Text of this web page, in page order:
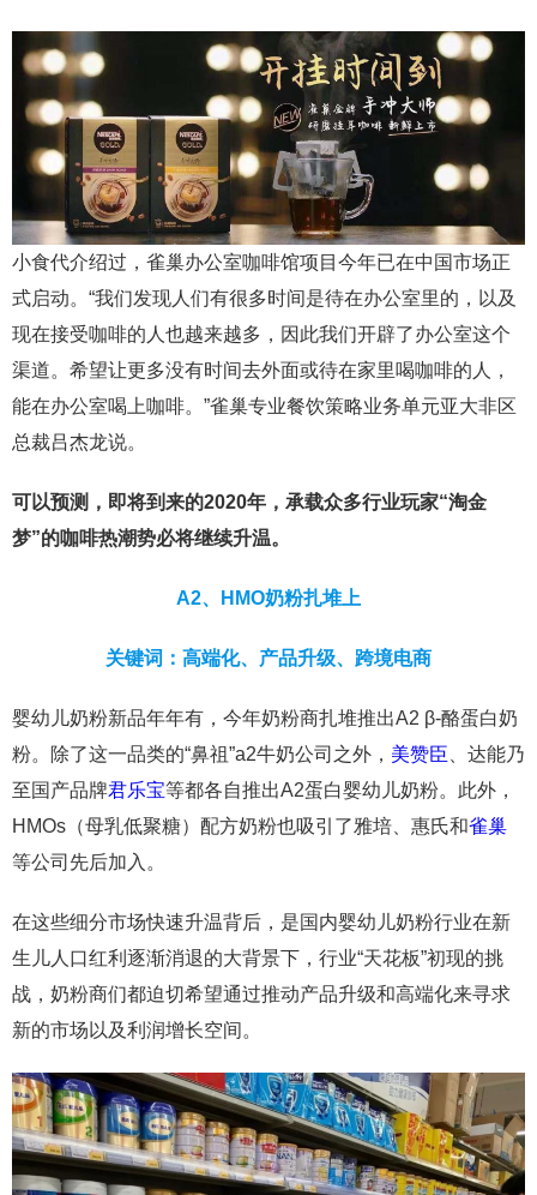
小食代介绍过，雀巢办公室咖啡馆项目今年已在中国市场正
式启动。“我们发现人们有很多时间是待在办公室里的，以及
现在接受咖啡的人也越来越多，因此我们开辟了办公室这个
渠道。希望让更多没有时间去外面或待在家里喝咖啡的人，
能在办公室喝上咖啡。”雀巢专业餐饮策略业务单元亚大非区
总裁吕杰龙说。
可以预测，即将到来的2020年，承载众多行业玩家“淘金
梦”的咖啡热潮势必将继续升温。
A2、HMO奶粉扎堆上
关键词：高端化、产品升级、跨境电商
婴幼儿奶粉新品年年有，今年奶粉商扎堆推出A2 β-酪蛋白奶
粉。除了这一品类的“鼻祖”a2牛奶公司之外， 美赞臣 、达能乃
至国产品牌君乐宝等都各自推出A2蛋白婴幼儿奶粉。此外，
HMOs（母乳低聚糖）配方奶粉也吸引了雅培、惠氏和雀巢
等公司先后加入。
在这些细分市场快速升温背后，是国内婴幼儿奶粉行业在新
生儿人口红利逐渐消退的大背景下，行业“天花板”初现的挑
战，奶粉商们都迫切希望通过推动产品升级和高端化来寻求
新的市场以及利润增长空间。